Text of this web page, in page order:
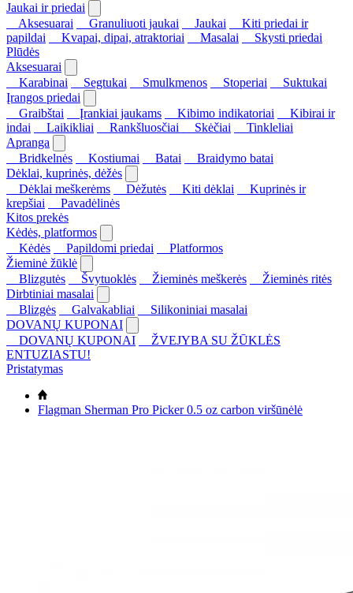
Jaukai ir priedai
Aksesuarai
Granuliuoti jaukai Jaukai
Kiti priedai ir
papildai
Kvapai, dipai, atraktoriai Masalai
Skysti priedai
Plūdės
Aksesuarai
Karabinai
Segtukai Smulkmenos Stoperiai
Suktukai
Įrangos priedai
Graibštai
Įrankiai jaukams Kibimo indikatoriai
Kibirai ir
indai
Laikikliai Rankšluosčiai Skėčiai
Tinkleliai
Apranga
Bridkelnės
Kostiumai Batai
Braidymo batai
Dėklai, kuprinės, dėžės
Dėklai meškerėms
Dėžutės Kiti dėklai
Kuprinės ir
krepšiai
Pavadėlinės
Kitos prekės
Kėdės, platformos
Kėdės
Papildomi priedai
Platformos
Žieminė žūklė
Blizgutės
Švytuoklės Žieminės meškerės
Žieminės ritės
Dirbtiniai masalai
Blizgės
Galvakabliai
Silikoniniai masalai
DOVANŲ KUPONAI
DOVANŲ KUPONAI
ŽVEJYBA SU ŽŪKLĖS
ENTUZIASTU!
Pristatymas
Flagman Sherman Pro Picker 0.5 oz carbon viršūnėlė